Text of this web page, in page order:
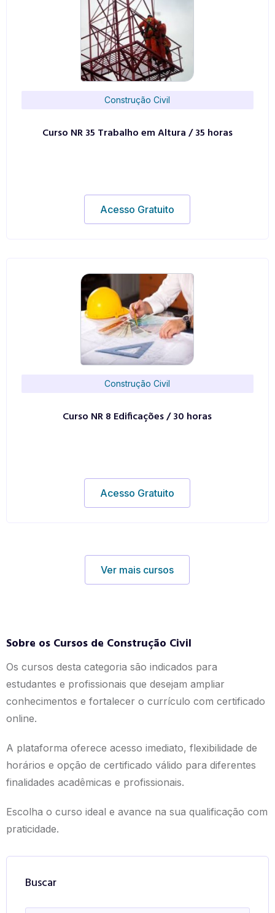
Buscar
Construção Civil
Curso NR 35 Trabalho em Altura / 35 horas
Acesso Gratuito
Construção Civil
Curso NR 8 Edificações / 30 horas
Acesso Gratuito
Ver mais cursos
Sobre os Cursos de Construção Civil
Os cursos desta categoria são indicados para
estudantes e profissionais que desejam ampliar
conhecimentos e fortalecer o currículo com certificado
online.
A plataforma oferece acesso imediato, flexibilidade de
horários e opção de certificado válido para diferentes
finalidades acadêmicas e profissionais.
Escolha o curso ideal e avance na sua qualificação com
praticidade.